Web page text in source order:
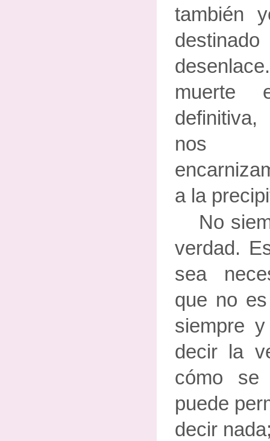
también
nos
a la
No
verdad.
sea
que no
siempre
decir la
cómo se
puede
decir